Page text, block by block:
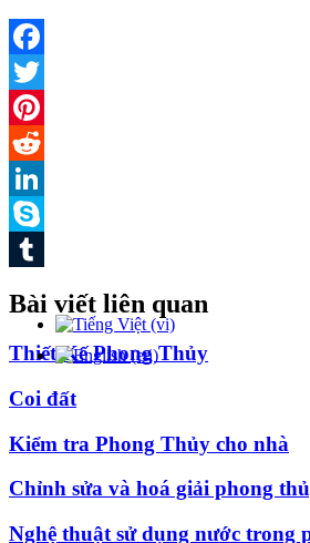
Facebook
Twitter
Pinterest
Reddit
LinkedIn
Skype
Bài viết liên quan
Thiết Kế Phong Thủy
Coi đất
Kiểm tra Phong Thủy cho nhà
Chỉnh sửa và hoá giải phong
Nghệ thuật sử dụng nước trong